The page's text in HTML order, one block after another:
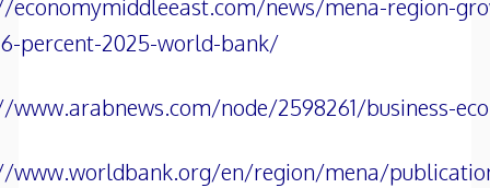
news/mena-region-
percent-2025-world-bank/
node/2598261/business-
www.worldbank.org/en/region/mena/